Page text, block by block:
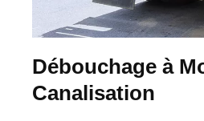
Débouchage à
Canalisation